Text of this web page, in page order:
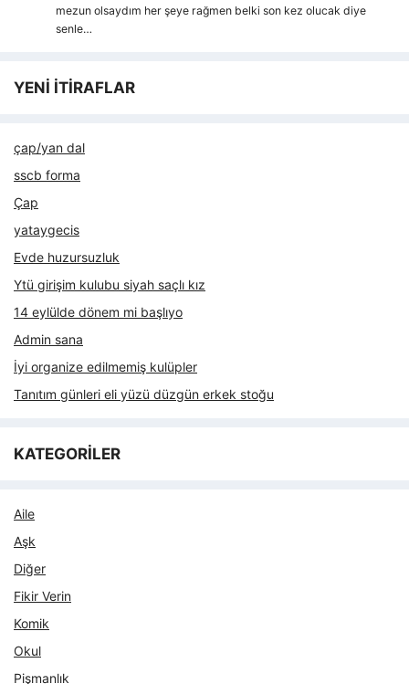
mezun olsaydım her şeye rağmen belki son kez olucak diye
senle…
YENİ İTİRAFLAR
çap/yan dal
sscb forma
Çap
yataygecis
Evde huzursuzluk
Ytü girişim kulubu siyah saçlı kız
14 eylülde dönem mi başlıyo
Admin sana
İyi organize edilmemiş kulüpler
Tanıtım günleri eli yüzü düzgün erkek stoğu
KATEGORİLER
Aile
Aşk
Diğer
Fikir Verin
Komik
Okul
Pişmanlık